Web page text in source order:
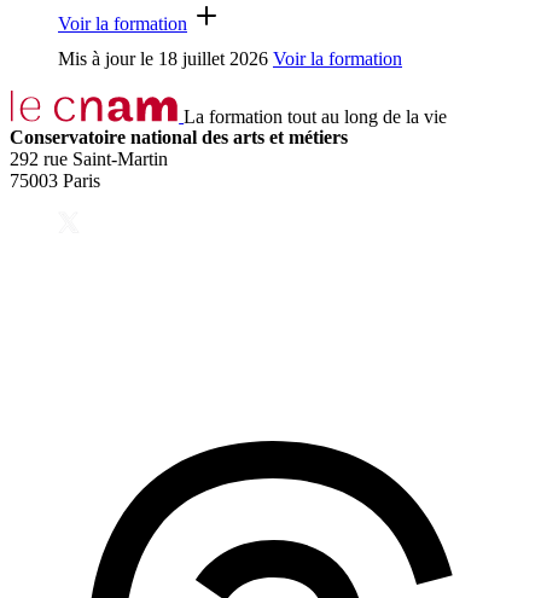
Voir la formation
Mis à jour le 18 juillet 2026 Voir la formation
La formation tout au long de la vie
Conservatoire national des arts et métiers
292 rue Saint-Martin
75003 Paris